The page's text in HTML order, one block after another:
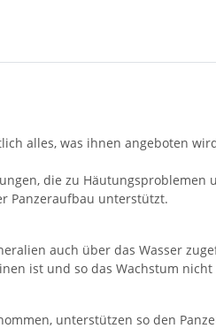
alles, was ihnen angeboten
die zu
Panzeraufbau unterstützt.
auch über das Wasser
ist und so das Wachstum nicht
unterstützen so den